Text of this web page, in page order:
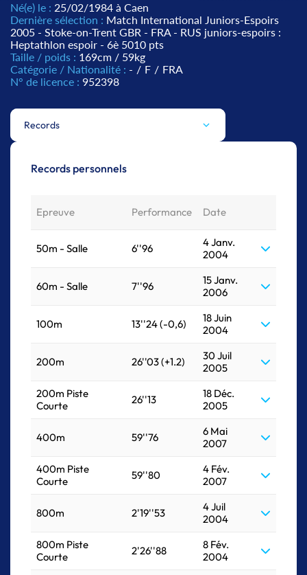
Né(e) le : 25/02/1984 à Caen
Dernière sélection : Match International Juniors-Espoirs
2005 - Stoke-on-Trent GBR - FRA - RUS juniors-espoirs :
Heptathlon espoir - 6è 5010 pts
Taille / poids : 169cm / 59kg
Catégorie / Nationalité : - / F / FRA
N° de licence : 952398
Records
Records personnels
Epreuve Performance Date
50m - Salle 6''96
4 Janv.
2004
60m - Salle 7''96
15 Janv.
2006
100m 13''24 (-0,6)
18 Juin
2004
200m 26''03 (+1.2)
30 Juil
2005
200m Piste
Courte
26''13
18 Déc.
2005
400m 59''76
6 Mai
2007
400m Piste
Courte
59''80
4 Fév.
2007
800m 2'19''53
4 Juil
2004
800m Piste
Courte
2'26''88
8 Fév.
2004